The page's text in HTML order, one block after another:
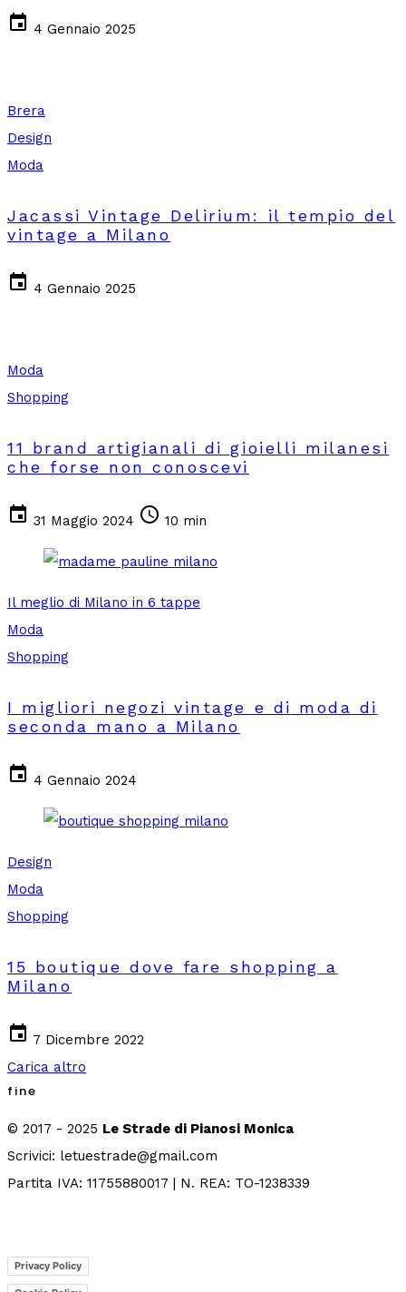
event 4 Gennaio 2025
Brera
Design
Moda
Jacassi Vintage Delirium: il tempio del
vintage a Milano
event 4 Gennaio 2025
Moda
Shopping
11 brand artigianali di gioielli milanesi
che forse non conoscevi
event 31 Maggio 2024 schedule 10 min
Il meglio di Milano in 6 tappe
Moda
Shopping
I migliori negozi vintage e di moda di
seconda mano a Milano
event 4 Gennaio 2024
Design
Moda
Shopping
15 boutique dove fare shopping a
Milano
event 7 Dicembre 2022
Carica altro
fine
© 2017 - 2025 Le Strade di Pianosi Monica
Scrivici: letuestrade@gmail.com
Partita IVA: 11755880017 | N. REA: TO-1238339
Privacy Policy